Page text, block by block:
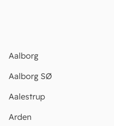
Aalborg
Aalborg SØ
Aalestrup
Arden